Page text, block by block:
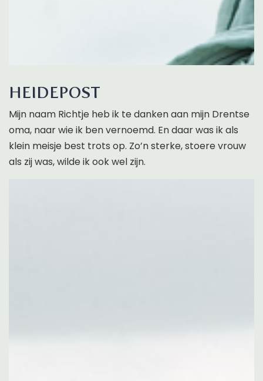
HEIDEPOST
Mijn naam Richtje heb ik te danken aan mijn Drentse
oma, naar wie ik ben vernoemd. En daar was ik als
klein meisje best trots op. Zo’n sterke, stoere vrouw
als zij was, wilde ik ook wel zijn.